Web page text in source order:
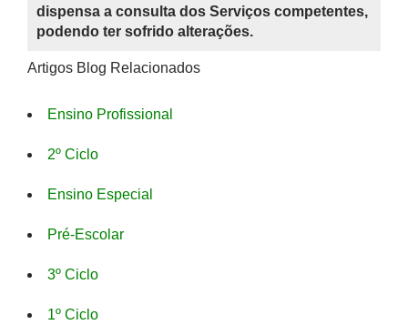
dispensa a consulta dos Serviços competentes,
podendo ter sofrido alterações.
Artigos Blog Relacionados
Ensino Profissional
2º Ciclo
Ensino Especial
Pré-Escolar
3º Ciclo
1º Ciclo